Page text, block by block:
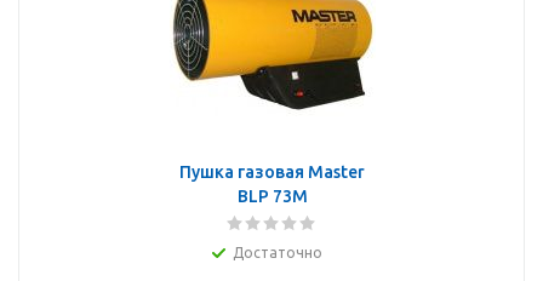
Пушка газовая Master
BLP 73M
Достаточно